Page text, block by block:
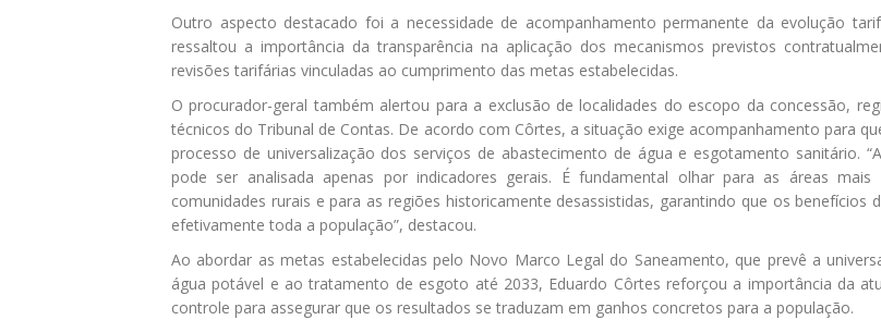
Outro aspecto destacado foi a necessidade de acompanhamento permanente da evolução
ressaltou a importância da transparência na aplicação dos mecanismos previstos
revisões tarifárias vinculadas ao cumprimento das metas estabelecidas.
O procurador-geral também alertou para a exclusão de localidades do escopo da concessão,
técnicos do Tribunal de Contas. De acordo com Côrtes, a situação exige acompanhamento para
processo de universalização dos serviços de abastecimento de água e esgotamento sanitário.
pode ser analisada apenas por indicadores gerais. É fundamental olhar para as áreas mais
comunidades rurais e para as regiões historicamente desassistidas, garantindo que os benefícios
efetivamente toda a população”, destacou.
Ao abordar as metas estabelecidas pelo Novo Marco Legal do Saneamento, que prevê a
água potável e ao tratamento de esgoto até 2033, Eduardo Côrtes reforçou a importância da
controle para assegurar que os resultados se traduzam em ganhos concretos para a população.